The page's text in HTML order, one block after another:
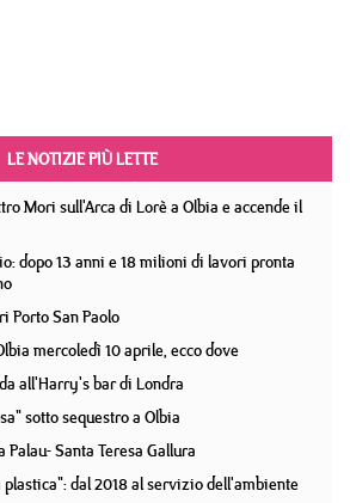
LE NOTIZIE PIÙ LETTE
Mori sull'Arca di Lorè a Olbia e accende il
dopo 13 anni e 18 milioni di lavori pronta
Porto San Paolo
mercoledì 10 aprile, ecco dove
all'Harry's bar di Londra
sotto sequestro a Olbia
Santa Teresa Gallura
dal 2018 al servizio dell'ambiente